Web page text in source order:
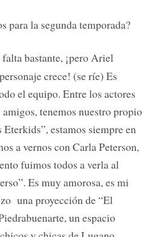
para la segunda temporada?
bastante, ¡pero Ariel
crece! (se ríe) Es
el equipo. Entre los actores
tenemos nuestro propio
estamos siempre en
a vernos con Carla Peterson,
fuimos todos a verla al
Es muy amorosa, es mi
una proyección de “El
un espacio